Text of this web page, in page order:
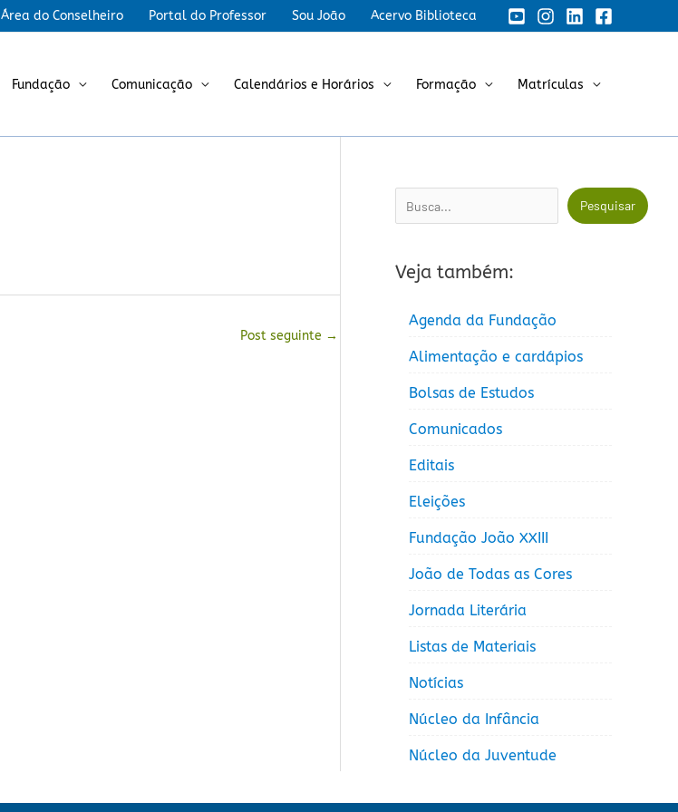
Área do Conselheiro Portal do Professor Sou João Acervo Biblioteca
Fundação Comunicação Calendários e Horários Formação Matrículas
Post seguinte →
Pesquisar Pesquisar
Veja também:
Agenda da Fundação
Alimentação e cardápios
Bolsas de Estudos
Comunicados
Editais
Eleições
Fundação João XXIII
João de Todas as Cores
Jornada Literária
Listas de Materiais
Notícias
Núcleo da Infância
Núcleo da Juventude